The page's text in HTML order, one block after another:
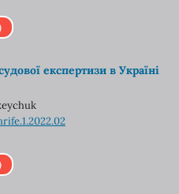
експертизи в Україні